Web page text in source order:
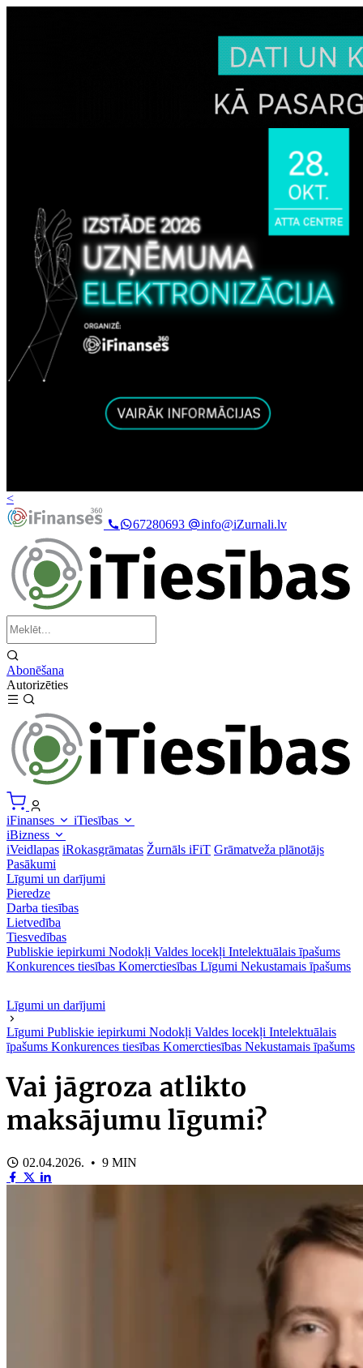
<
67280693
info@iZurnali.lv
Abonēšana
Autorizēties
iFinanses
iTiesības
iBizness
iVeidlapas iRokasgrāmatas Žurnāls iFiT Grāmatveža plānotājs
Pasākumi
Līgumi un darījumi
Pieredze
Darba tiesības
Lietvedība
Tiesvedības
Publiskie iepirkumi Nodokļi Valdes locekļi Intelektuālais īpašums
Konkurences tiesības Komerctiesības Līgumi Nekustamais īpašums
Līgumi un darījumi
Līgumi Publiskie iepirkumi Nodokļi Valdes locekļi Intelektuālais
īpašums Konkurences tiesības Komerctiesības Nekustamais īpašums
Vai jāgroza atlikto
maksājumu līgumi?
02.04.2026. • 9 MIN